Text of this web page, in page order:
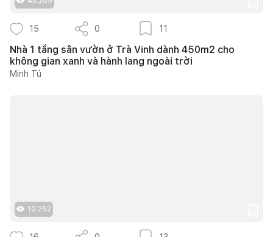
15 0 11
Nhà 1 tầng sân vườn ở Trà Vinh dành 450m2 cho
không gian xanh và hành lang ngoài trời
Minh Tú
10.252